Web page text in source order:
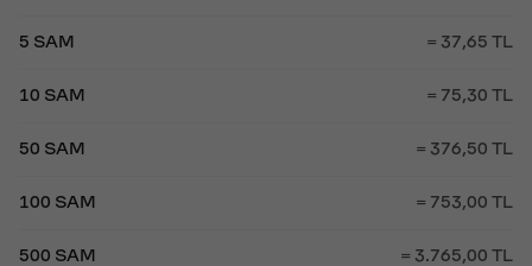
5 SAM = 37,65 TL
10 SAM = 75,30 TL
50 SAM = 376,50 TL
100 SAM = 753,00 TL
500 SAM = 3.765,00 TL